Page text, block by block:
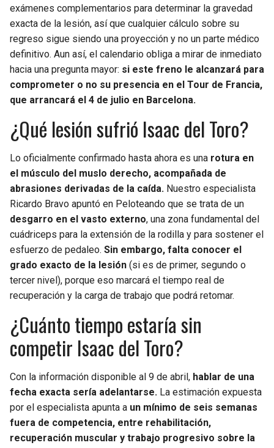
exámenes complementarios para determinar la gravedad
exacta de la lesión, así que cualquier cálculo sobre su
regreso sigue siendo una proyección y no un parte médico
definitivo. Aun así, el calendario obliga a mirar de inmediato
hacia una pregunta mayor: si este freno le alcanzará para
comprometer o no su presencia en el Tour de Francia,
que arrancará el 4 de julio en Barcelona.
¿Qué lesión sufrió Isaac del Toro?
Lo oficialmente confirmado hasta ahora es una rotura en
el músculo del muslo derecho, acompañada de
abrasiones derivadas de la caída. Nuestro especialista
Ricardo Bravo apuntó en Peloteando que se trata de un
desgarro en el vasto externo, una zona fundamental del
cuádriceps para la extensión de la rodilla y para sostener el
esfuerzo de pedaleo. Sin embargo, falta conocer el
grado exacto de la lesión (si es de primer, segundo o
tercer nivel), porque eso marcará el tiempo real de
recuperación y la carga de trabajo que podrá retomar.
¿Cuánto tiempo estaría sin
competir Isaac del Toro?
Con la información disponible al 9 de abril, hablar de una
fecha exacta sería adelantarse. La estimación expuesta
por el especialista apunta a un mínimo de seis semanas
fuera de competencia, entre rehabilitación,
recuperación muscular y trabajo progresivo sobre la